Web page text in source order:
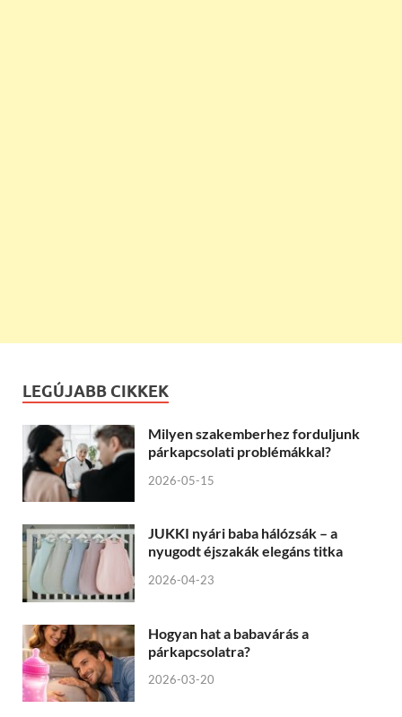
LEGÚJABB CIKKEK
Milyen szakemberhez forduljunk
párkapcsolati problémákkal?
2026-05-15
JUKKI nyári baba hálózsák – a
nyugodt éjszakák elegáns titka
2026-04-23
Hogyan hat a babavárás a
párkapcsolatra?
2026-03-20